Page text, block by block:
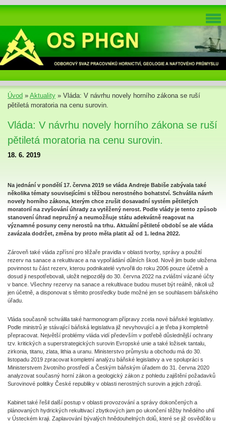
Úvod » Aktuality » Vláda: V návrhu novely horního zákona se ruší
pětiletá moratoria na cenu surovin.
Vláda: V návrhu novely horního zákona se ruší
pětiletá moratoria na cenu surovin.
18. 6. 2019
Na jednání v pondělí 17. června 2019 se vláda Andreje Babiše zabývala také
několika tématy souvisejícími s těžbou nerostného bohatství. Schválila návrh
novely horního zákona, kterým chce zrušit dosavadní systém pětiletých
moratorií na zvyšování úhrady za vytěžený nerost. Podle vlády je tento způsob
stanovení úhrad nepružný a neumožňuje státu adekvátně reagovat na
významné posuny ceny nerostů na trhu. Aktuální pětileté období se ale vláda
zavázala dodržet, změna by proto měla platit až od 1. ledna 2022.
Zároveň také vláda zpřísní pro těžaře pravidla v oblasti tvorby, správy a použití
rezerv na sanace a rekultivace a na vypořádání důlních škod. Nově jim bude uložena
povinnost tu část rezerv, kterou podnikatelé vytvořili do roku 2006 pouze účetně a
dosud ji nespotřebovali, uložit nejpozději do 30. června 2022 na zvláštní vázané účty
v bance. Všechny rezervy na sanace a rekultivace budou muset být reálně, nikoli už
jen účetně, a disponovat s těmito prostředky bude možné jen se souhlasem báňského
úřadu.
Vláda současně schválila také harmonogram přípravy zcela nové báňské legislativy.
Podle ministrů je stávající báňská legislativa již nevyhovující a je třeba ji kompletně
přepracovat. Největší problémy vláda vidí především v potřebě důslednější ochrany
tzv. kritických a superstrategických surovin Evropské unie a také ložisek tantalu,
zirkonia, titanu, zlata, lithia a uranu. Ministerstvo průmyslu a obchodu má do 30.
listopadu 2019 zpracovat kompletní analýzu báňské legislativy a ve spolupráci s
Ministerstvem životního prostředí a Českým báňským úřadem do 31. června 2020
analyzovat současný horní zákon a geologický zákon z pohledu zajištění požadavků
Surovinové politiky České republiky v oblasti nerostných surovin a jejich zdrojů.
Kabinet také řešil další postup v oblasti provozování a správy dokončených a
plánovaných hydrických rekultivací zbytkových jam po ukončení těžby hnědého uhlí
v Ústeckém kraji. Zaplavování bývalých hnědouhelných dolů, které se již osvědčilo u